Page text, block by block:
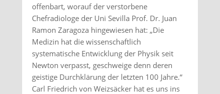
offenbart, worauf der verstorbene
Chefradiologe der Uni Sevilla Prof. Dr. Juan
Ramon Zaragoza hingewiesen hat: „Die
Medizin hat die wissenschaftlich
systematische Entwicklung der Physik seit
Newton verpasst, geschweige denn deren
geistige Durchklärung der letzten 100 Jahre.“
Carl Friedrich von Weizsäcker hat es uns ins